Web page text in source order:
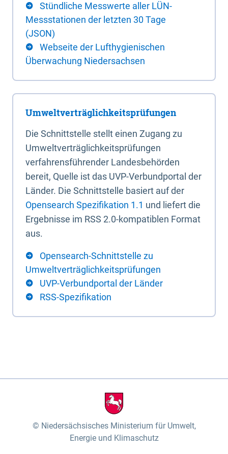
Stündliche Messwerte aller LÜN-
Messstationen der letzten 30 Tage
(JSON)
Webseite der Lufthygienischen
Überwachung Niedersachsen
Umweltverträglichkeitsprüfungen
Die Schnittstelle stellt einen Zugang zu
Umweltverträglichkeitsprüfungen
verfahrensführender Landesbehörden
bereit, Quelle ist das UVP-Verbundportal der
Länder. Die Schnittstelle basiert auf der
Opensearch Spezifikation 1.1 und liefert die
Ergebnisse im RSS 2.0-kompatiblen Format
aus.
Opensearch-Schnittstelle zu
Umweltverträglichkeitsprüfungen
UVP-Verbundportal der Länder
RSS-Spezifikation
Niedersächsisches Ministerium für Umwelt,
Energie und Klimaschutz